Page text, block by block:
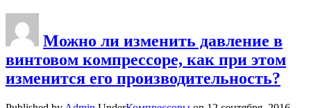
Можно ли изменить давление в
винтовом компрессоре, как при этом
изменится его производительность?